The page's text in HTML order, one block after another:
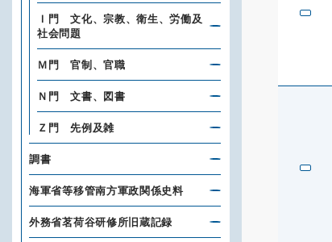
Ｉ門 文化、宗教、衛生、労働及
社会問題
Ｍ門 官制、官職
Ｎ門 文書、図書
Ｚ門 先例及雑
調書
海軍省等移管南方軍政関係史料
外務省茗荷谷研修所旧蔵記録